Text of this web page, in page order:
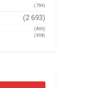
(794)
(2 693)
(800)
(958)